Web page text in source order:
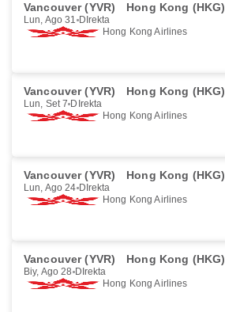
Vancouver (YVR) Hong Kong (HKG)
Lun, Ago 31 DIrekta
Hong Kong Airlines
Vancouver (YVR) Hong Kong (HKG)
Lun, Set 7 DIrekta
Hong Kong Airlines
Vancouver (YVR) Hong Kong (HKG)
Lun, Ago 24 DIrekta
Hong Kong Airlines
Vancouver (YVR) Hong Kong (HKG)
Biy, Ago 28 DIrekta
Hong Kong Airlines